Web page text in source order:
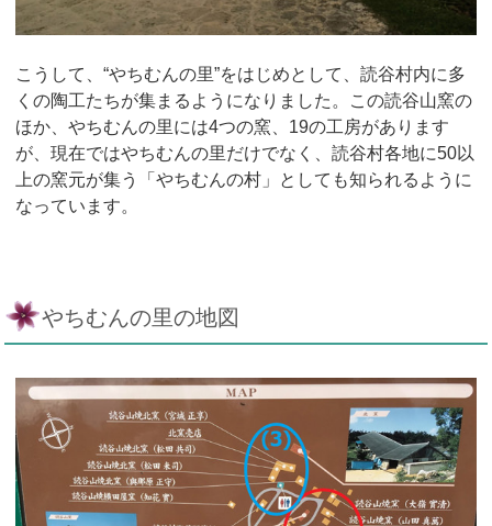
こうして、“やちむんの里”をはじめとして、読谷村内に多
くの陶工たちが集まるようになりました。この読谷山窯の
ほか、やちむんの里には4つの窯、19の工房があります
が、現在ではやちむんの里だけでなく、読谷村各地に50以
上の窯元が集う「やちむんの村」としても知られるように
なっています。
やちむんの里の地図